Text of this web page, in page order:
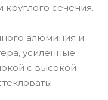
круглого сечения.
алюминия и
усиленные
с высокой